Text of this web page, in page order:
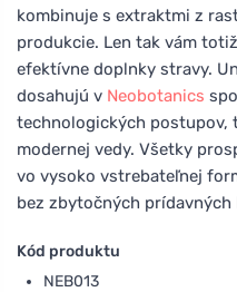
kombinuje s extraktmi z
produkcie. Len tak vám
efektívne doplnky stravy.
dosahujú v Neobotanics
technologických postupov,
modernej vedy. Všetky
vo vysoko vstrebateľnej
bez zbytočných
Kód produktu
NEB013